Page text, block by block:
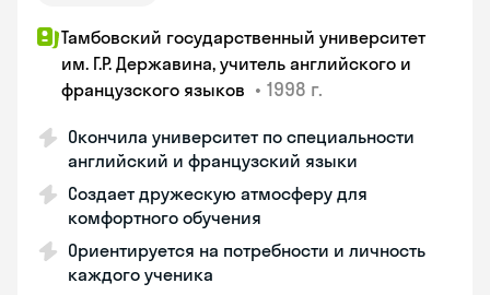
Тамбовский государственный университет
им. Г.Р. Державина, учитель английского и
французского языков • 1998 г.
Окончила университет по специальности
английский и французский языки
Создает дружескую атмосферу для
комфортного обучения
Ориентируется на потребности и личность
каждого ученика